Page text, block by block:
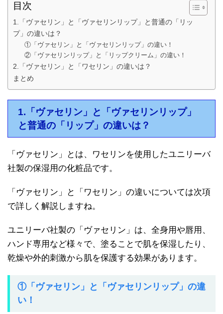
目次
1.「ヴァセリン」と「ヴァセリンリップ」と普通の「リッ
プ」の違いは？
①「ヴァセリン」と「ヴァセリンリップ」の違い！
②「ヴァセリンリップ」と「リップクリーム」の違い！
2.「ヴァセリン」と「ワセリン」の違いは？
まとめ
1.「ヴァセリン」と「ヴァセリンリップ」
と普通の「リップ」の違いは？
「ヴァセリン」とは、ワセリンを使用したユニリーバ
社製の保湿用の化粧品です。
「ヴァセリン」と「ワセリン」の違いについては次項
で詳しく解説しますね。
ユニリーバ社製の「ヴァセリン」は、全身用や唇用、
ハンド専用など様々で、塗ることで肌を保湿したり、
乾燥や外的刺激から肌を保護する効果があります。
①「ヴァセリン」と「ヴァセリンリップ」の違
い！